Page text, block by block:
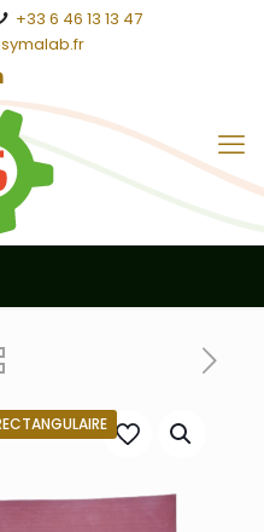
+33 6 46 13 13 47